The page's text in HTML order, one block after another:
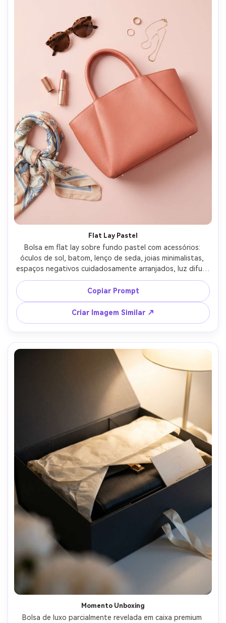
Flat Lay Pastel
Bolsa em flat lay sobre fundo pastel com acessórios:
óculos de sol, batom, lenço de seda, joias minimalistas,
espaços negativos cuidadosamente arranjados, luz difusa
de cima, Fujifilm GFX 100S, 45mm, f/4, composição em
cima, estética de Instagram, texturas realistas --ar 4:5
Copiar Prompt
Criar Imagem Similar ↗
Momento Unboxing
Bolsa de luxo parcialmente revelada em caixa premium